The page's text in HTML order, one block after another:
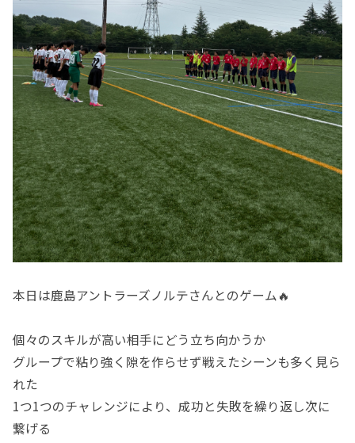
本日は鹿島アントラーズノルテさんとのゲーム🔥
個々のスキルが高い相手にどう立ち向かうか
グループで粘り強く隙を作らせず戦えたシーンも多く見ら
れた
1つ1つのチャレンジにより、成功と失敗を繰り返し次に
繋げる